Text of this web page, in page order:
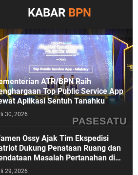
KABAR BPN
PASESATU
ATR/BPN Raih
Top Public Service App
Aplikasi Sentuh Tanahku
30, 2026
Ossy Ajak Tim Ekspedisi
Dukung Penataan Ruang dan
Masalah Pertanahan di
Transmigrasi
29, 2026